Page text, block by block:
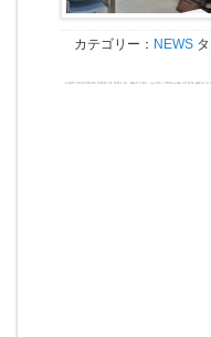
カテゴリー： NEWS